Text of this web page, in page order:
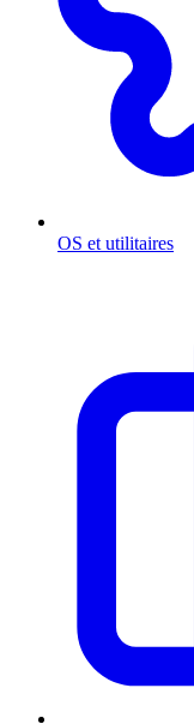
OS et utilitaires